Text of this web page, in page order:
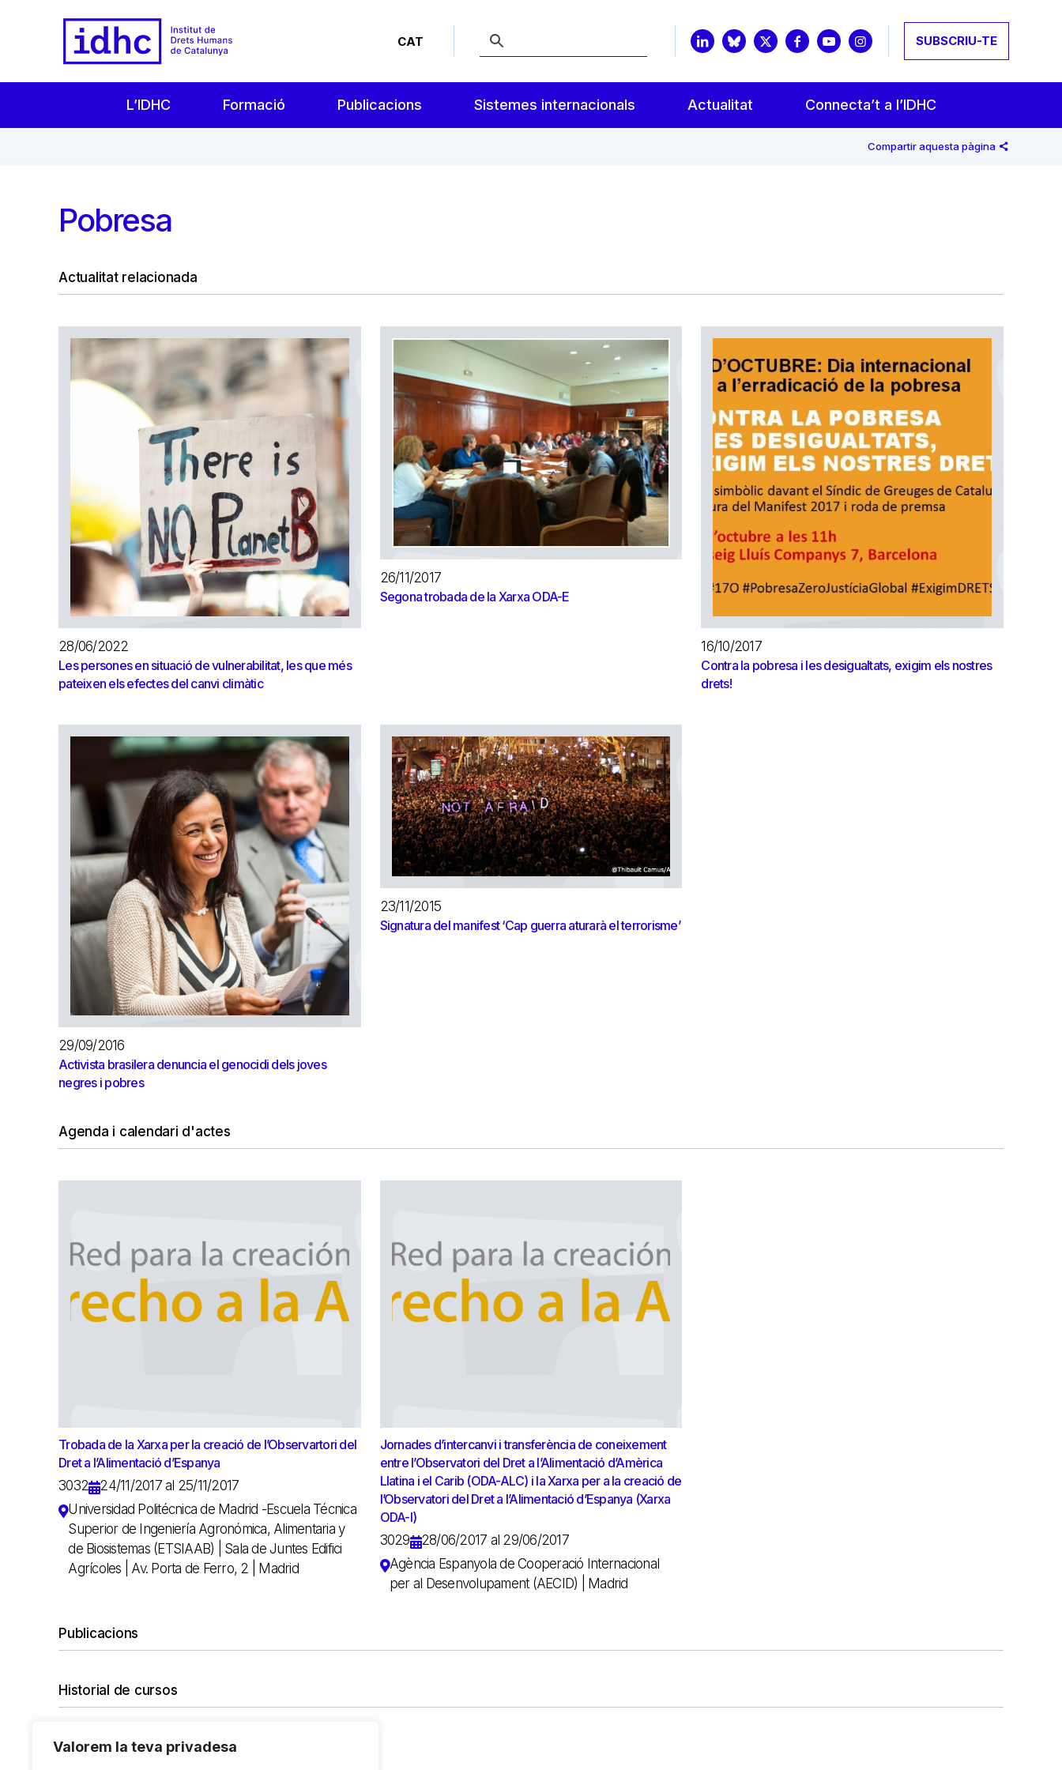
Valorem la teva privadesa
CAT SUBSCRIU-TE
L’IDHC Formació Publicacions Sistemes internacionals Actualitat Connecta’t a l’IDHC
Compartir aquesta pàgina
Pobresa
Actualitat relacionada
28/06/2022
Les persones en situació de vulnerabilitat, les que més
pateixen els efectes del canvi climàtic
26/11/2017
Segona trobada de la Xarxa ODA-E
16/10/2017
Contra la pobresa i les desigualtats, exigim els nostres
drets!
29/09/2016
Activista brasilera denuncia el genocidi dels joves
negres i pobres
23/11/2015
Signatura del manifest ‘Cap guerra aturarà el terrorisme’
Agenda i calendari d'actes
Trobada de la Xarxa per la creació de l’Observartori del
Dret a l’Alimentació d’Espanya
3032
24/11/2017 al 25/11/2017
Universidad Politécnica de Madrid -Escuela Técnica
Superior de Ingeniería Agronómica, Alimentaria y
de Biosistemas (ETSIAAB) | Sala de Juntes Edifici
Agrícoles | Av. Porta de Ferro, 2 | Madrid
Jornades d’intercanvi i transferència de coneixement
entre l’Observatori del Dret a l’Alimentació d’Amèrica
Llatina i el Carib (ODA-ALC) i la Xarxa per a la creació de
l’Observatori del Dret a l’Alimentació d’Espanya (Xarxa
ODA-I)
3029
28/06/2017 al 29/06/2017
Agència Espanyola de Cooperació Internacional
per al Desenvolupament (AECID) | Madrid
Publicacions
Historial de cursos
No hi ha cap curs amb el filtre seleccionat.